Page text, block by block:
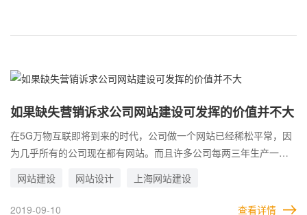
技术立业类型网站建设公司不转型就是走向死路。
如果缺失营销诉求公司网站建设可发挥的价值并不大
在5G万物互联即将到来的时代，公司做一个网站已经稀松平常，因
为几乎所有的公司现在都有网站。而且许多公司每两三年生产一个
乎每个企业都有自己的网站，但每个企业对网站的理解和需求是不
同的。随着网站，网站应该是精致的，并且网站应该能够在搜索引
网站建设 网站设计 上海网站建设
2019-09-10 查看详情